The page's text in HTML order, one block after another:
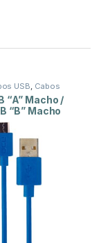
USB Cabos
“A” Macho /
“B” Macho